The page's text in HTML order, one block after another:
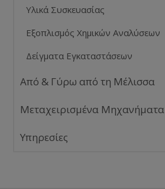
Υλικά Συσκευασίας
Εξοπλισμός Χημικών Αναλύσεων
Δείγματα Εγκαταστάσεων
Από & Γύρω από τη Μέλισσα
Μεταχειρισμένα Μηχανήματα
Υπηρεσίες